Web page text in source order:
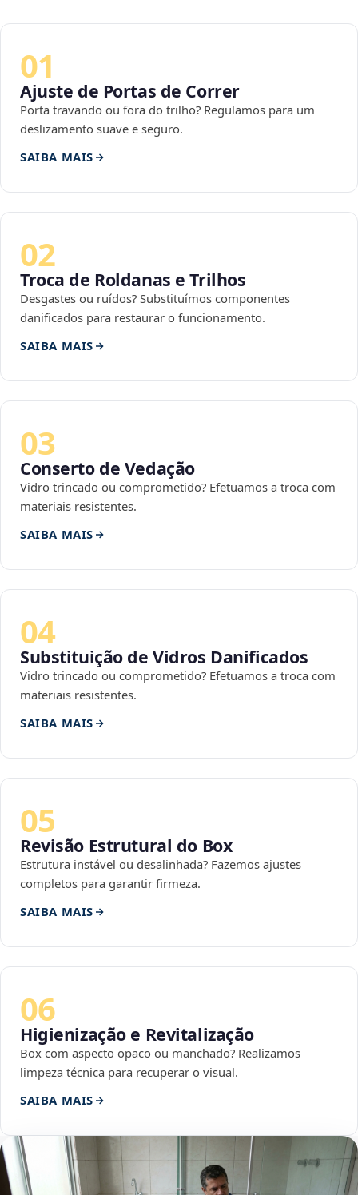
01
Ajuste de Portas de Correr
Porta travando ou fora do trilho? Regulamos para um
deslizamento suave e seguro.
SAIBA MAIS
02
Troca de Roldanas e Trilhos
Desgastes ou ruídos? Substituímos componentes
danificados para restaurar o funcionamento.
SAIBA MAIS
03
Conserto de Vedação
Vidro trincado ou comprometido? Efetuamos a troca com
materiais resistentes.
SAIBA MAIS
04
Substituição de Vidros Danificados
Vidro trincado ou comprometido? Efetuamos a troca com
materiais resistentes.
SAIBA MAIS
05
Revisão Estrutural do Box
Estrutura instável ou desalinhada? Fazemos ajustes
completos para garantir firmeza.
SAIBA MAIS
06
Higienização e Revitalização
Box com aspecto opaco ou manchado? Realizamos
limpeza técnica para recuperar o visual.
SAIBA MAIS